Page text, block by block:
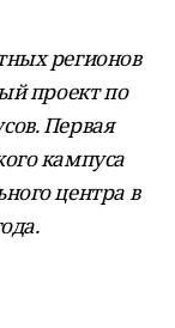
регионов
проект по
Первая
кампуса
центра в